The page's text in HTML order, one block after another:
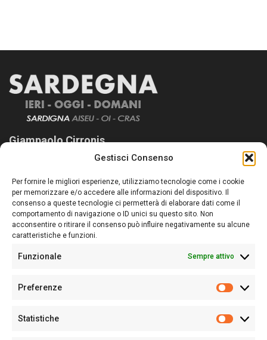
Gestisci Consenso
Per fornire le migliori esperienze, utilizziamo tecnologie come i cookie
per memorizzare e/o accedere alle informazioni del dispositivo. Il
consenso a queste tecnologie ci permetterà di elaborare dati come il
comportamento di navigazione o ID unici su questo sito. Non
acconsentire o ritirare il consenso può influire negativamente su alcune
caratteristiche e funzioni.
Funzionale Sempre attivo
Preferenze
Statistiche
Giampaolo Cirronis
Sardegna Ieri-Oggi-Domani nasce per informare “liberamente” i
lettori su quanto accade in Sardegna, con un occhio rivolto al
nostro passato e, soprattutto, al nostro futuro
Follow Us
Sede:Via Cristoforo Colombo 09013 Carbonia
Partita IVA02270380922